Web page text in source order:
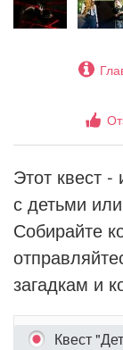
Этот квест
с детьми
Собирайте
загадкам и
Квест